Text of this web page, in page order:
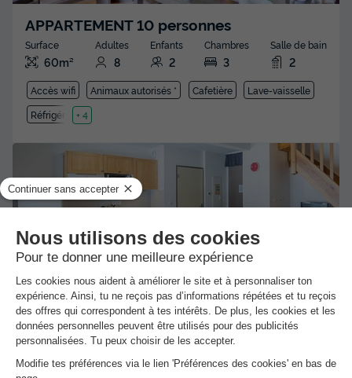
APPARTEMENT 10 personnes
Surface
60m²
Adultes
8
Enfants
2
Chambres
3
Salle de bain
2
Accès wifi Animaux autorisés * Cafetière
Lave-vaisselle
Réfrigérateur
+ 4
APPARTEMENT 9 personnes - Duplex
Surface
55m²
Adultes
9
Chambres
3
Salle de bain
Accès wifi Animaux autorisés * Cafetière Lave-vaisselle